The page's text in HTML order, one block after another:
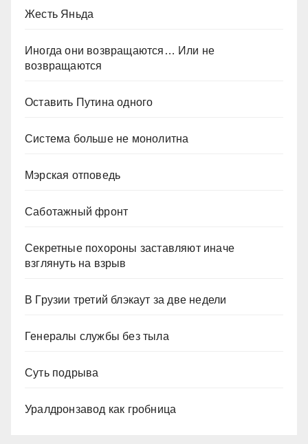
Жесть Яньда
Иногда они возвращаются… Или не
возвращаются
Оставить Путина одного
Система больше не монолитна
Мэрская отповедь
Саботажный фронт
Секретные похороны заставляют иначе
взглянуть на взрыв
В Грузии третий блэкаут за две недели
Генералы службы без тыла
Суть подрыва
Уралдронзавод как гробница